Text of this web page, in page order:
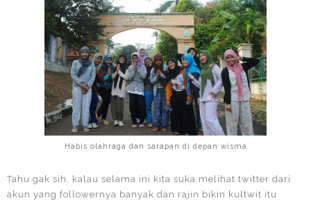
Habis olahraga dan sarapan di depan wisma
Tahu gak sih, kalau selama ini kita suka melihat twitter dari
akun yang followernya banyak dan rajin bikin kultwit itu